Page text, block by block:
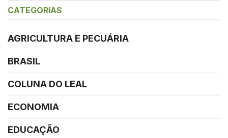
CATEGORIAS
AGRICULTURA E PECUÁRIA
BRASIL
COLUNA DO LEAL
ECONOMIA
EDUCAÇÃO